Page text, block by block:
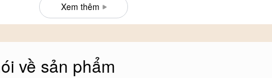
Xem thêm
về sản phẩm